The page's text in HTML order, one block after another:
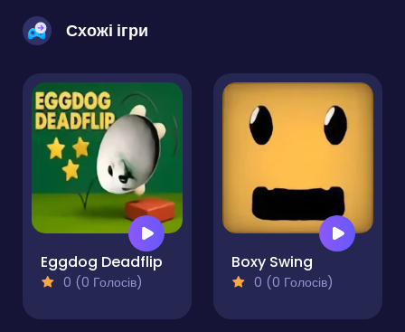
Схожі ігри
Eggdog Deadflip
0 (0 Голосів)
Boxy Swing
0 (0 Голосів)